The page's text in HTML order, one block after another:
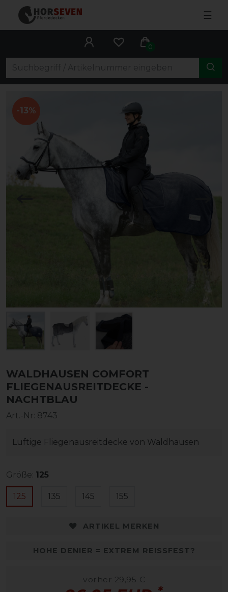
☰
0
-13%
WALDHAUSEN COMFORT
FLIEGENAUSREITDECKE -
NACHTBLAU
Art.-Nr: 8743
Luftige Fliegenausreitdecke von Waldhausen
Größe: 125
125 135 145 155
ARTIKEL MERKEN
HOHE DENIER = EXTREM REISSFEST?
vorher 29,95 €